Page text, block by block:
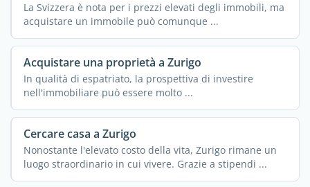
La Svizzera è nota per i prezzi elevati degli immobili, ma
acquistare un immobile può comunque ...
Acquistare una proprietà a Zurigo
In qualità di espatriato, la prospettiva di investire
nell'immobiliare può essere molto ...
Cercare casa a Zurigo
Nonostante l'elevato costo della vita, Zurigo rimane un
luogo straordinario in cui vivere. Grazie a stipendi ...